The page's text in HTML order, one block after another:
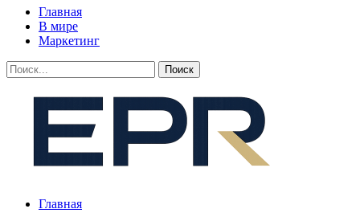
Главная
В мире
Маркетинг
Главная